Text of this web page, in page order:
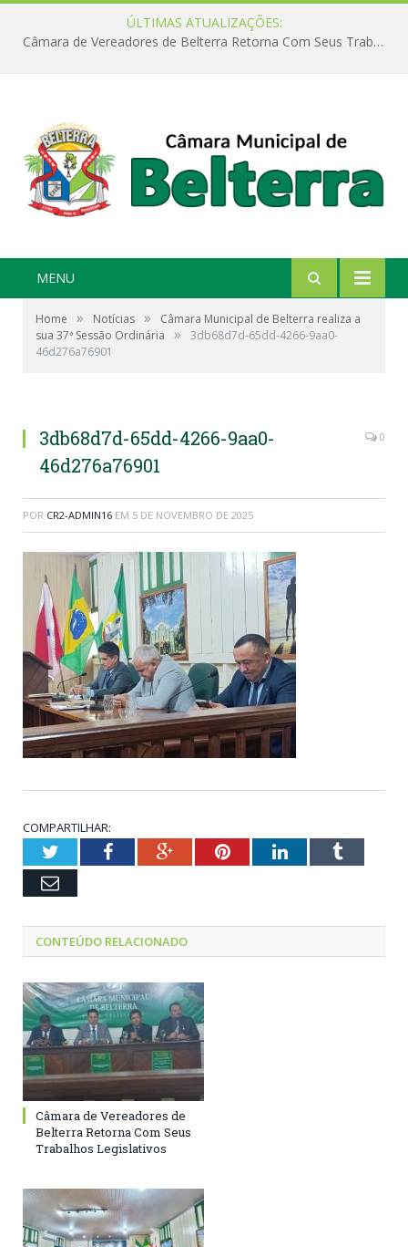
ÚLTIMAS ATUALIZAÇÕES:
Câmara de Vereadores de Belterra Retorna Com Seus Trabalhos Legislativos
MENU
Home » Notícias »
Câmara Municipal de Belterra realiza a
sua 37ª Sessão Ordinária
»
3db68d7d-65dd-4266-9aa0-
46d276a76901
3db68d7d-65dd-4266-9aa0-
46d276a76901
0
POR CR2-ADMIN16 EM 5 DE NOVEMBRO DE 2025
COMPARTILHAR:
TwitterFacebookGoogle+PinterestLinkedInTumblr
Email
CONTEÚDO RELACIONADO
Câmara de Vereadores de
Belterra Retorna Com Seus
Trabalhos Legislativos